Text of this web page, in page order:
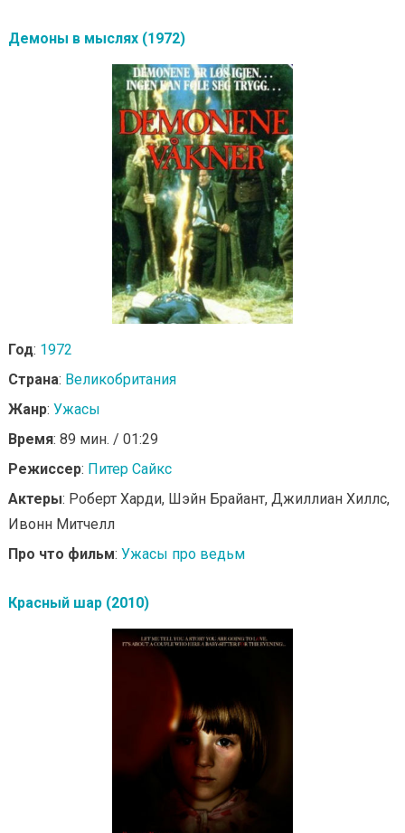
Демоны в мыслях (1972)
Год: 1972
Страна: Великобритания
Жанр: Ужасы
Время: 89 мин. / 01:29
Режиссер: Питер Сайкс
Актеры: Роберт Харди, Шэйн Брайант, Джиллиан Хиллс,
Ивонн Митчелл
Про что фильм: Ужасы про ведьм
Красный шар (2010)